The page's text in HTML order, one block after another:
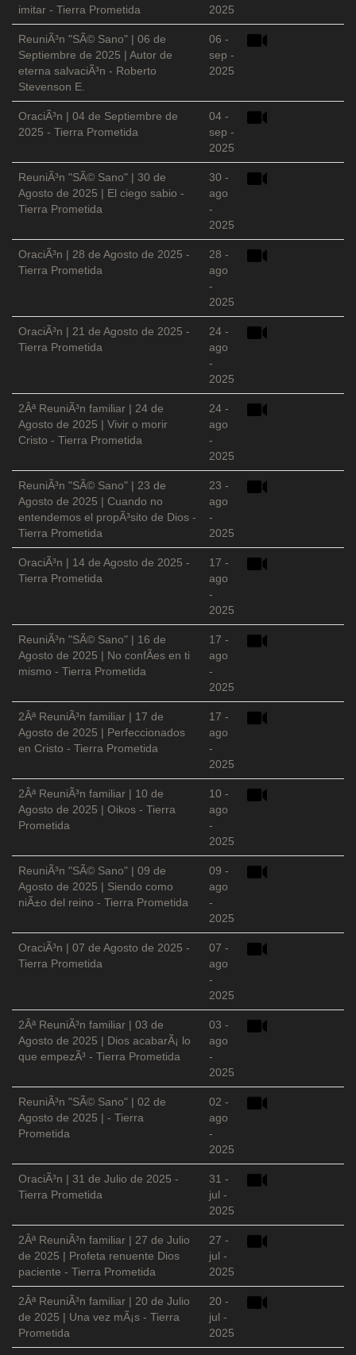
imitar - Tierra Prometida
2025
ReuniÃ³n "SÃ© Sano" | 06 de
Septiembre de 2025 | Autor de
eterna salvaciÃ³n - Roberto
Stevenson E.
06 -
sep -
2025
OraciÃ³n | 04 de Septiembre de
2025 - Tierra Prometida
04 -
sep -
2025
ReuniÃ³n "SÃ© Sano" | 30 de
Agosto de 2025 | El ciego sabio -
Tierra Prometida
30 -
ago
-
2025
OraciÃ³n | 28 de Agosto de 2025 -
Tierra Prometida
28 -
ago
-
2025
OraciÃ³n | 21 de Agosto de 2025 -
Tierra Prometida
24 -
ago
-
2025
2Âª ReuniÃ³n familiar | 24 de
Agosto de 2025 | Vivir o morir
Cristo - Tierra Prometida
24 -
ago
-
2025
ReuniÃ³n "SÃ© Sano" | 23 de
Agosto de 2025 | Cuando no
entendemos el propÃ³sito de Dios -
Tierra Prometida
23 -
ago
-
2025
OraciÃ³n | 14 de Agosto de 2025 -
Tierra Prometida
17 -
ago
-
2025
ReuniÃ³n "SÃ© Sano" | 16 de
Agosto de 2025 | No confÃ­es en ti
mismo - Tierra Prometida
17 -
ago
-
2025
2Âª ReuniÃ³n familiar | 17 de
Agosto de 2025 | Perfeccionados
en Cristo - Tierra Prometida
17 -
ago
-
2025
2Âª ReuniÃ³n familiar | 10 de
Agosto de 2025 | Oikos - Tierra
Prometida
10 -
ago
-
2025
ReuniÃ³n "SÃ© Sano" | 09 de
Agosto de 2025 | Siendo como
niÃ±o del reino - Tierra Prometida
09 -
ago
-
2025
OraciÃ³n | 07 de Agosto de 2025 -
Tierra Prometida
07 -
ago
-
2025
2Âª ReuniÃ³n familiar | 03 de
Agosto de 2025 | Dios acabarÃ¡ lo
que empezÃ³ - Tierra Prometida
03 -
ago
-
2025
ReuniÃ³n "SÃ© Sano" | 02 de
Agosto de 2025 | - Tierra
Prometida
02 -
ago
-
2025
OraciÃ³n | 31 de Julio de 2025 -
Tierra Prometida
31 -
jul -
2025
2Âª ReuniÃ³n familiar | 27 de Julio
de 2025 | Profeta renuente Dios
paciente - Tierra Prometida
27 -
jul -
2025
2Âª ReuniÃ³n familiar | 20 de Julio
de 2025 | Una vez mÃ¡s - Tierra
Prometida
20 -
jul -
2025